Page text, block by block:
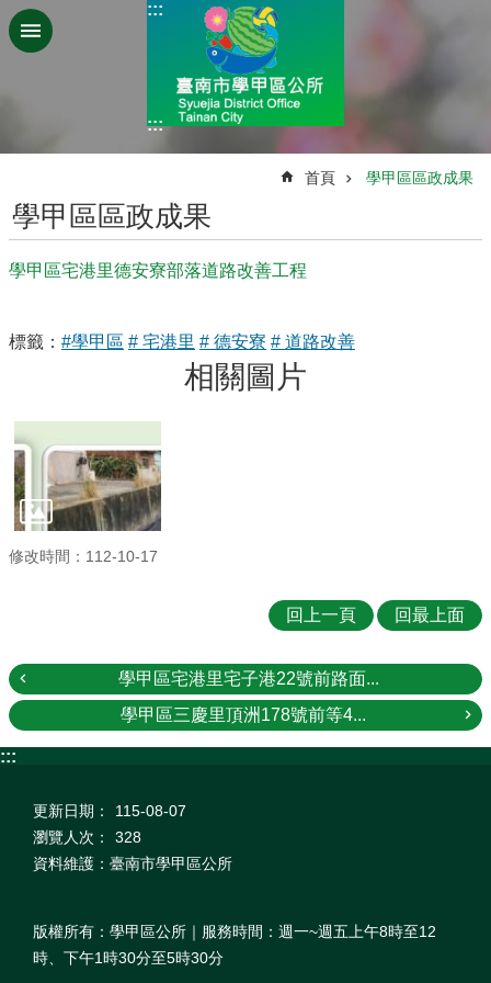
跳到主要內容區塊
:::
:::
首頁 學甲區區政成果
學甲區區政成果
學甲區宅港里德安寮部落道路改善工程
標籤： #學甲區 # 宅港里 # 德安寮 # 道路改善
相關圖片
修改時間：112-10-17
回上一頁 回最上面
學甲區宅港里宅子港22號前路面...
學甲區三慶里頂洲178號前等4...
:::
更新日期：
115-08-07
瀏覽人次：
328
資料維護：臺南市學甲區公所
版權所有：學甲區公所｜服務時間：週一~週五上午8時至12
時、下午1時30分至5時30分